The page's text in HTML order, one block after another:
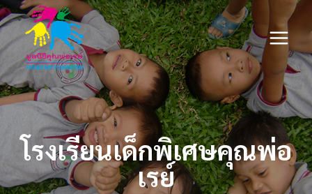
Skip
to
content
โรงเรียนเด็กพิเศษคุณพ่อ
เรย์